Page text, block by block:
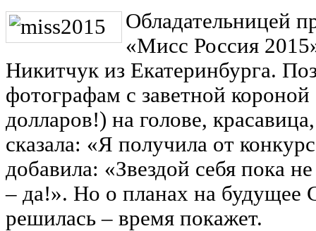
Обладательницей
«Мисс Россия
Никитчук из Екатеринбурга.
фотографам с заветной
долларов!) на голове,
сказала: «Я получила от
добавила: «Звездой себя пока
– да!». Но о планах на будущее
решилась – время покажет.